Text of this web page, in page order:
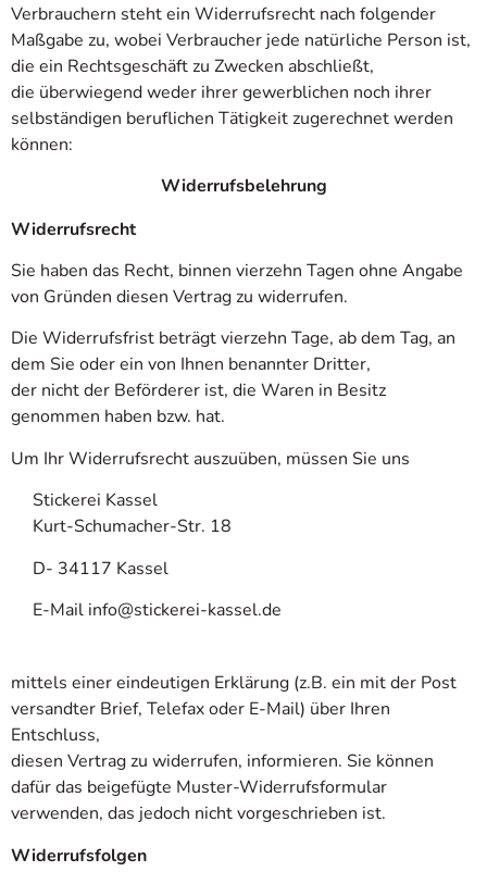
Verbrauchern steht ein Widerrufsrecht nach folgender
Maßgabe zu, wobei Verbraucher jede natürliche Person ist,
die ein Rechtsgeschäft zu Zwecken abschließt,
die überwiegend weder ihrer gewerblichen noch ihrer
selbständigen beruflichen Tätigkeit zugerechnet werden
können:
Widerrufsbelehrung
Widerrufsrecht
Sie haben das Recht, binnen vierzehn Tagen ohne Angabe
von Gründen diesen Vertrag zu widerrufen.
Die Widerrufsfrist beträgt vierzehn Tage, ab dem Tag, an
dem Sie oder ein von Ihnen benannter Dritter,
der nicht der Beförderer ist, die Waren in Besitz
genommen haben bzw. hat.
Um Ihr Widerrufsrecht auszuüben, müssen Sie uns
Stickerei Kassel
Kurt-Schumacher-Str. 18
D- 34117 Kassel
E-Mail info@stickerei-kassel.de
mittels einer eindeutigen Erklärung (z.B. ein mit der Post
versandter Brief, Telefax oder E-Mail) über Ihren
Entschluss,
diesen Vertrag zu widerrufen, informieren. Sie können
dafür das beigefügte Muster-Widerrufsformular
verwenden, das jedoch nicht vorgeschrieben ist.
Widerrufsfolgen